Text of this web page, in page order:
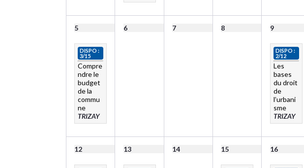
5
DISPO :
3/15
Compre
ndre le
budget
de la
commu
ne
TRIZAY
6 7 8 9
DISPO :
2/12
Les
bases
du droit
de
l’urbani
sme
TRIZAY
12 13 14 15 16